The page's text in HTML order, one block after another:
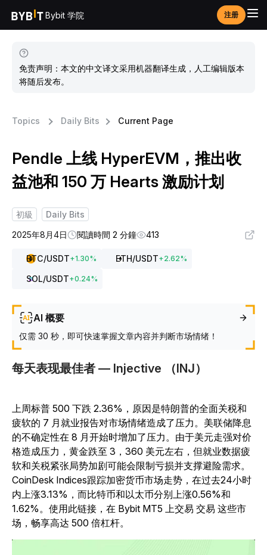
Bybit 学院 注册
免责声明：本文的中文译文采用机器翻译生成，人工编辑版本
将随后发布。
Topics Daily Bits Current Page
Pendle 上线 HyperEVM，推出收
益池和 150 万 Hearts 激励计划
初級
Daily Bits
2025年8月4日
閱讀時間 2 分鐘 413
BTC/USDT+1.30% ETH/USDT+2.62%
SOL/USDT+0.24%
AI 概要
仅需 30 秒，即可快速掌握文章内容并判断市场情绪！
每天表现最佳者 — Injective （INJ）
上周标普 500 下跌 2.36%，原因是特朗普的全面关税和
疲软的 7 月就业报告对市场情绪造成了压力。美联储降息
的不确定性在 8 月开始时增加了压力。由于美元走强对价
格造成压力，黄金跌至 3，360 美元左右，但就业数据疲
软和关税紧张局势加剧可能会限制亏损并支撑避险需求。
CoinDesk Indices跟踪加密货币市场走势，在过去24小时
内上涨3.13%，而比特币和以太币分别上涨0.56%和
1.62%。使用此链接，在 Bybit MT5 上交易 交易 这些市
场，畅享高达 500 倍杠杆。